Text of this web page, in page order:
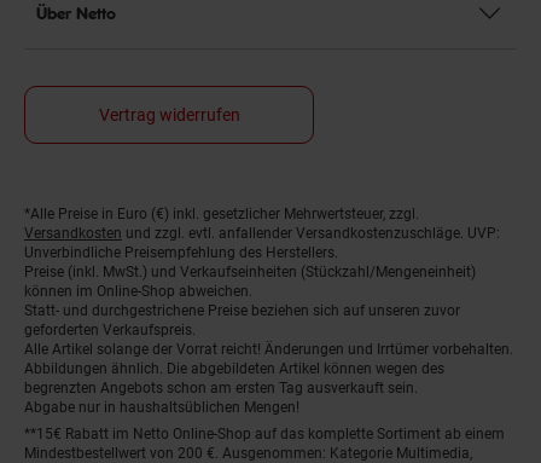
Über Netto
Vertrag widerrufen
Fußnoten
*Alle Preise in Euro (€) inkl. gesetzlicher Mehrwertsteuer, zzgl.
Versandkosten und zzgl. evtl. anfallender Versandkostenzuschläge. UVP:
Unverbindliche Preisempfehlung des Herstellers.
Preise (inkl. MwSt.) und Verkaufseinheiten (Stückzahl/Mengeneinheit)
können im Online-Shop abweichen.
Statt- und durchgestrichene Preise beziehen sich auf unseren zuvor
geforderten Verkaufspreis.
Alle Artikel solange der Vorrat reicht! Änderungen und Irrtümer vorbehalten.
Abbildungen ähnlich. Die abgebildeten Artikel können wegen des
begrenzten Angebots schon am ersten Tag ausverkauft sein.
Abgabe nur in haushaltsüblichen Mengen!
**15€ Rabatt im Netto Online-Shop auf das komplette Sortiment ab einem
Mindestbestellwert von 200 €. Ausgenommen: Kategorie Multimedia,